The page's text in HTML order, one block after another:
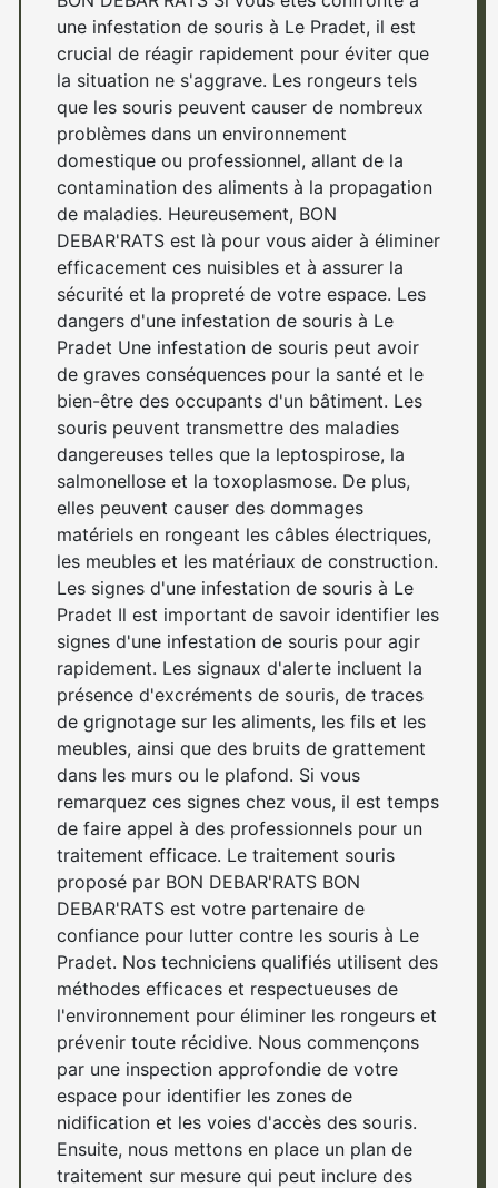
une infestation de souris à Le Pradet, il est
crucial de réagir rapidement pour éviter que
la situation ne s'aggrave. Les rongeurs tels
que les souris peuvent causer de nombreux
problèmes dans un environnement
domestique ou professionnel, allant de la
contamination des aliments à la propagation
de maladies. Heureusement, BON
DEBAR'RATS est là pour vous aider à éliminer
efficacement ces nuisibles et à assurer la
sécurité et la propreté de votre espace. Les
dangers d'une infestation de souris à Le
Pradet Une infestation de souris peut avoir
de graves conséquences pour la santé et le
bien-être des occupants d'un bâtiment. Les
souris peuvent transmettre des maladies
dangereuses telles que la leptospirose, la
salmonellose et la toxoplasmose. De plus,
elles peuvent causer des dommages
matériels en rongeant les câbles électriques,
les meubles et les matériaux de construction.
Les signes d'une infestation de souris à Le
Pradet Il est important de savoir identifier les
signes d'une infestation de souris pour agir
rapidement. Les signaux d'alerte incluent la
présence d'excréments de souris, de traces
de grignotage sur les aliments, les fils et les
meubles, ainsi que des bruits de grattement
dans les murs ou le plafond. Si vous
remarquez ces signes chez vous, il est temps
de faire appel à des professionnels pour un
traitement efficace. Le traitement souris
proposé par BON DEBAR'RATS BON
DEBAR'RATS est votre partenaire de
confiance pour lutter contre les souris à Le
Pradet. Nos techniciens qualifiés utilisent des
méthodes efficaces et respectueuses de
l'environnement pour éliminer les rongeurs et
prévenir toute récidive. Nous commençons
par une inspection approfondie de votre
espace pour identifier les zones de
nidification et les voies d'accès des souris.
Ensuite, nous mettons en place un plan de
traitement sur mesure qui peut inclure des